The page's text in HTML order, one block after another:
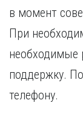
в момент
При
необходимые
поддержку.
телефону.